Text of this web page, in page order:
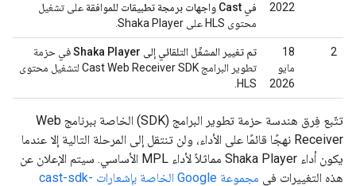
2022
في Cast واجهات برمجة تطبيقات للموافقة
على تشغيل
محتوى HLS على Shaka Player.
2
‫18
مايو
2026
تم تغيير المشغّل التلقائي إلى Shaka Player
في حزمة
تطوير البرامج Cast Web Receiver SDK لتشغيل محتوى
HLS.
تتّبع فِرق هندسة حزمة تطوير البرامج (SDK) الخاصة ببرنامج Web
Receiver نهجًا قائمًا على الأداء، ولن تنتقل إلى المرحلة التالية إلا عندما
يكون أداء Shaka Player مماثلاً لأداء MPL الأساسي. سيتم الإعلان عن
هذه التغييرات في
مجموعة Google الخاصة بإشعارات cast-sdk-